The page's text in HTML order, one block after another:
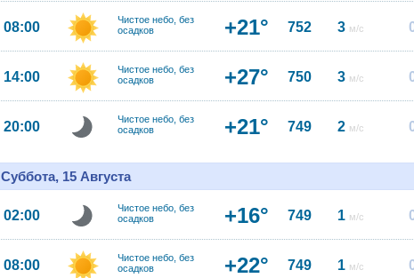
08:00
Чистое небо, без
осадков
+21° 752 3 м/с
14:00
Чистое небо, без
осадков
+27° 750 3 м/с
20:00
Чистое небо, без
осадков
+21° 749 2 м/с
Суббота, 15 Августа
02:00
Чистое небо, без
осадков
+16° 749 1 м/с
08:00
Чистое небо, без
осадков
+22° 749 1 м/с